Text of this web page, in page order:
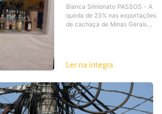
Bianca Simionato PASSOS - A
queda de 23% nas exportações
de cachaça de Minas Gerais...
Ler na íntegra